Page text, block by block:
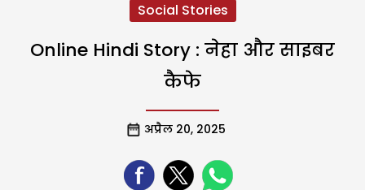
Social Stories
Online Hindi Story : नेहा और साइबर
कैफे
अप्रैल 20, 2025